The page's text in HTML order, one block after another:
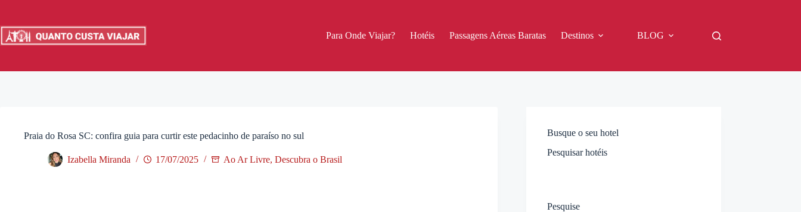
o
conteúdo
Para Onde Viajar? Hotéis Passagens Aéreas Baratas Destinos BLOG
Praia do Rosa SC: confira guia para curtir este pedacinho de paraíso no sul
Izabella Miranda 17/07/2025 Ao Ar Livre, Descubra o Brasil
Busque o seu hotel
Pesquisar hotéis
Pesquise